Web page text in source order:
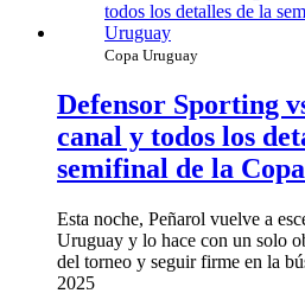
Copa Uruguay
Defensor Sporting
canal y todos los
semifinal de la
Esta noche, Peñarol vuelve a
Uruguay y lo hace con un solo
del torneo y seguir firme en la
2025